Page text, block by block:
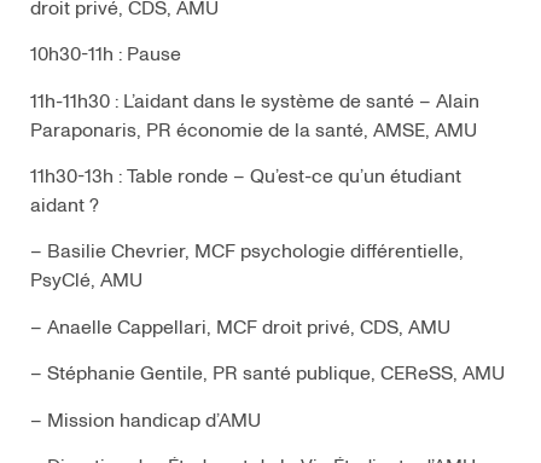
droit privé, CDS, AMU
10h30-11h : Pause
11h-11h30 : L’aidant dans le système de santé – Alain
Paraponaris, PR économie de la santé, AMSE, AMU
11h30-13h : Table ronde – Qu’est-ce qu’un étudiant
aidant ?
– Basilie Chevrier, MCF psychologie différentielle,
PsyClé, AMU
– Anaelle Cappellari, MCF droit privé, CDS, AMU
– Stéphanie Gentile, PR santé publique, CEReSS, AMU
– Mission handicap d’AMU